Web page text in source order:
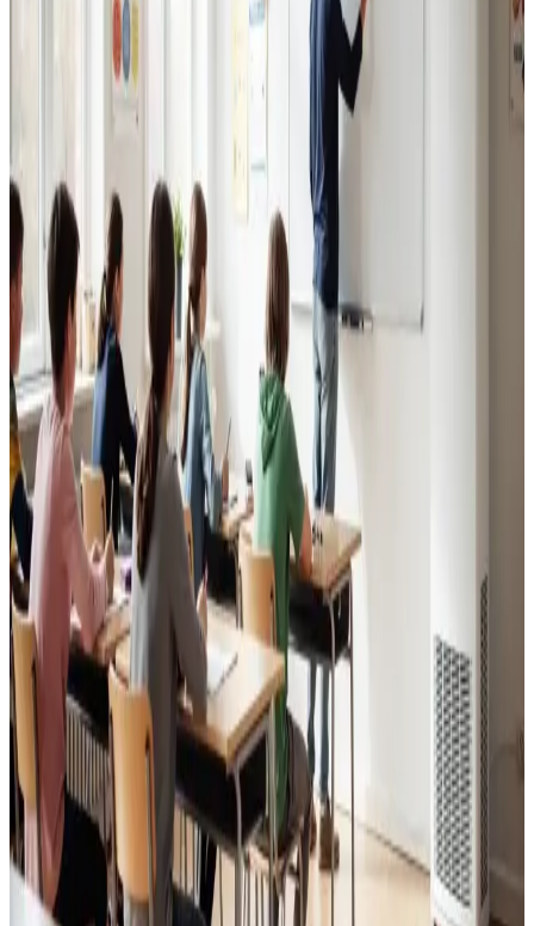
Erhvervsventilation
Kontorer, klinikker, butikker og restauranter i Ebeltoft.
Godt indeklima for alle.
Læs mere